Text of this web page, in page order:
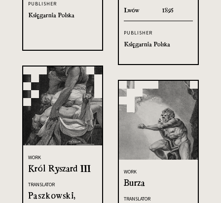
PUBLISHER
Księgarnia Polska
Lwów 1895
PUBLISHER
Księgarnia Polska
WORK
Król Ryszard III
TRANSLATOR
Paszkowski,
WORK
Burza
TRANSLATOR